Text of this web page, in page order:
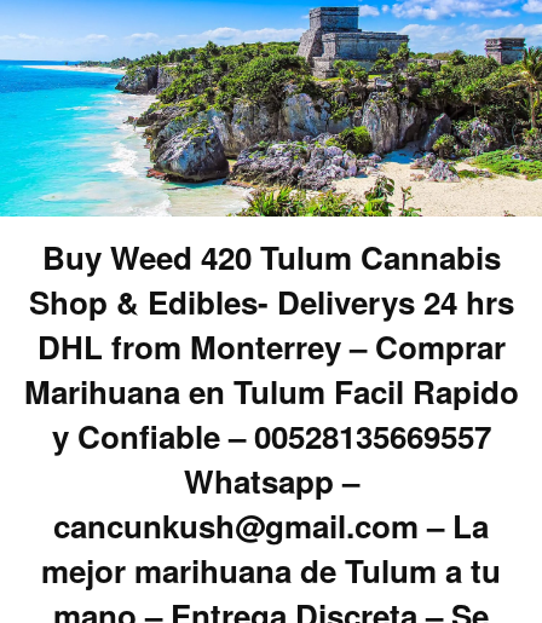
Buy Weed 420 Tulum Cannabis
Shop & Edibles- Deliverys 24 hrs
DHL from Monterrey – Comprar
Marihuana en Tulum Facil Rapido
y Confiable – 00528135669557
Whatsapp –
cancunkush@gmail.com – La
mejor marihuana de Tulum a tu